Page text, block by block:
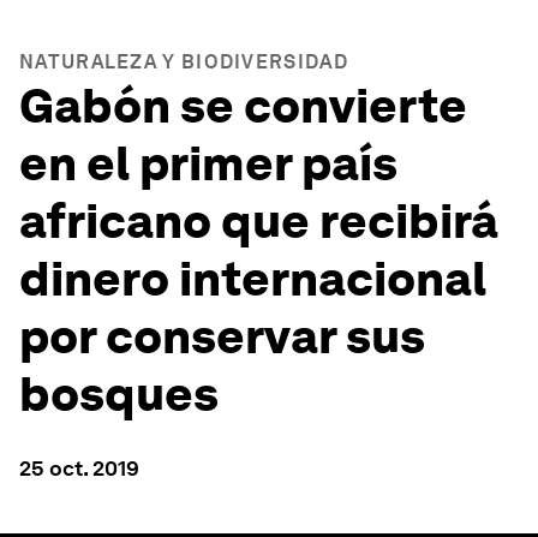
NATURALEZA Y BIODIVERSIDAD
Gabón se convierte
en el primer país
africano que recibirá
dinero internacional
por conservar sus
bosques
25 oct. 2019